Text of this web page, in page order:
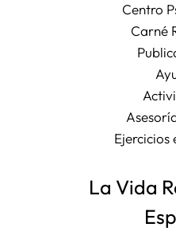
Centro
Carné
Ejercicios
La Vida